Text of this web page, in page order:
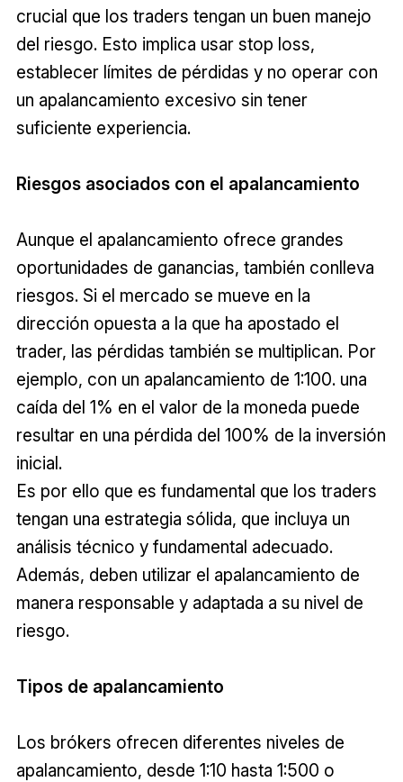
crucial que los traders tengan un buen manejo
del riesgo. Esto implica usar stop loss,
establecer límites de pérdidas y no operar con
un apalancamiento excesivo sin tener
suficiente experiencia.
Riesgos asociados con el apalancamiento
Aunque el apalancamiento ofrece grandes
oportunidades de ganancias, también conlleva
riesgos. Si el mercado se mueve en la
dirección opuesta a la que ha apostado el
trader, las pérdidas también se multiplican. Por
ejemplo, con un apalancamiento de 1:100. una
caída del 1% en el valor de la moneda puede
resultar en una pérdida del 100% de la inversión
inicial.
Es por ello que es fundamental que los traders
tengan una estrategia sólida, que incluya un
análisis técnico y fundamental adecuado.
Además, deben utilizar el apalancamiento de
manera responsable y adaptada a su nivel de
riesgo.
Tipos de apalancamiento
Los brókers ofrecen diferentes niveles de
apalancamiento, desde 1:10 hasta 1:500 o